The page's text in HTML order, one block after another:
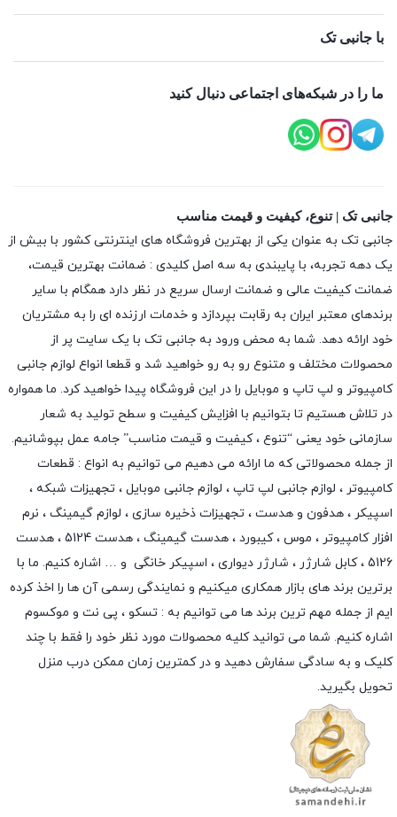
با جانبی تک
ما را در شبکه‌های اجتماعی دنبال کنید
جانبی تک | تنوع، کیفیت و قیمت مناسب
جانبی تک به عنوان یکی از بهترین فروشگاه های اینترنتی کشور با بیش از
یک دهه تجربه، با پایبندی به سه اصل کلیدی : ضمانت بهترین قیمت،
ضمانت کیفیت عالی و ضمانت ارسال سریع در نظر دارد همگام با سایر
برندهای معتبر ایران به رقابت بپردازد و خدمات ارزنده ای را به مشتریان
خود ارائه دهد. شما به محض ورود به جانبی تک با یک سایت پر از
محصولات مختلف و متنوع رو به رو خواهید شد و قطعا انواع لوازم جانبی
کامپیوتر و لپ تاپ و موبایل را در این فروشگاه پیدا خواهید کرد. ما همواره
در تلاش هستیم تا بتوانیم با افزایش کیفیت و سطح تولید به شعار
سازمانی خود یعنی “تنوع ، کیفیت و قیمت مناسب” جامه عمل بپوشانیم.
از جمله محصولاتی که ما ارائه می دهیم می توانیم به انواع : قطعات
کامپیوتر ، لوازم جانبی لپ تاپ ، لوازم جانبی موبایل ، تجهیزات شبکه ،
اسپیکر ، هدفون و هدست ، تجهیزات ذخیره سازی ، لوازم گیمینگ ، نرم
افزار کامپیوتر ، موس ،کیبورد ، هدست گیمینگ
، هدست 5124 ، هدست
5126 ،
کابل شارژر ، شارژر دیواری ، اسپیکر خانگی و … اشاره کنیم. ما با
برترین برند های بازار همکاری میکنیم و نمایندگی رسمی آن ها را اخذ کرده
ایم از جمله مهم ترین برند ها می توانیم به : تسکو ، پی نت و موکسوم
اشاره کنیم. شما می توانید کلیه محصولات مورد نظر خود را فقط با چند
کلیک و به سادگی سفارش دهید و در کمترین زمان ممکن درب منزل
تحویل بگیرید.